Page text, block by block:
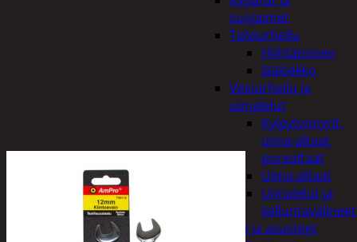
suojaimet
Talviurheilu
Hiihtäminen
Jääkiekko
Vesiurheilu ja
uimalelut
Kylpytynnyrit,
uima-altaat,
porealtaat
Uima-altaat
Uimalelut ja
kelluntavälineet
Vaatteet ja asusteet